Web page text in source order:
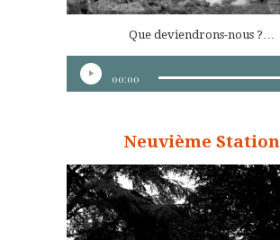
Que deviendrons-nous ?…
Lecteur
audio
00:00
Neuvième Station